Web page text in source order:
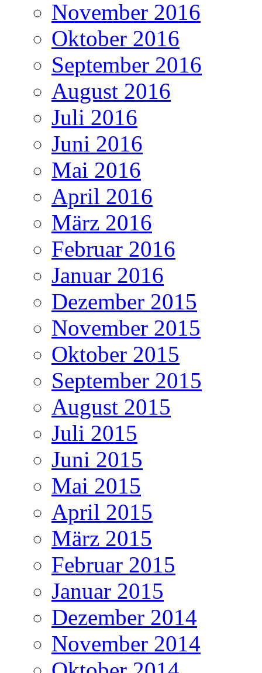
November 2016
Oktober 2016
September 2016
August 2016
Juli 2016
Juni 2016
Mai 2016
April 2016
März 2016
Februar 2016
Januar 2016
Dezember 2015
November 2015
Oktober 2015
September 2015
August 2015
Juli 2015
Juni 2015
Mai 2015
April 2015
März 2015
Februar 2015
Januar 2015
Dezember 2014
November 2014